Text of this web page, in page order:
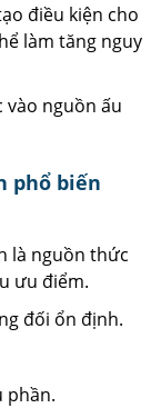
điều kiện cho
làm tăng nguy
nguồn ấu
phổ biến
là nguồn thức
ưu điểm.
đối ổn định.
phần.